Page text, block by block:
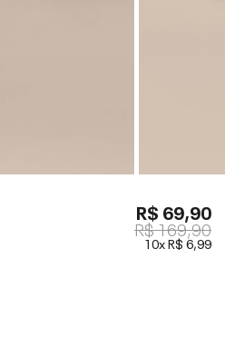
R$ 69,90
R$ 169,90
10xR$ 6,99